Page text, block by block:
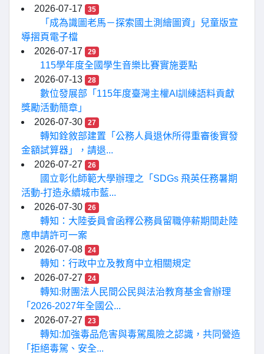
2026-07-17
35
「成為識圖老馬－探索國土測繪圖資」兒童版宣
導摺頁電子檔
2026-07-17
29
115學年度全國學生音樂比賽實施要點
2026-07-13
28
數位發展部「115年度臺灣主權AI訓練語料貢獻
獎勵活動簡章」
2026-07-30
27
轉知銓敘部建置「公務人員退休所得重審後實發
金額試算器」，請退...
2026-07-27
26
國立彰化師範大學辦理之「SDGs 飛英任務暑期
活動-打造永續城市藍...
2026-07-30
26
轉知：大陸委員會函釋公務員留職停薪期間赴陸
應申請許可一案
2026-07-08
24
轉知：行政中立及教育中立相關規定
2026-07-27
24
轉知:財團法人民間公民與法治教育基金會辦理
「2026-2027年全國公...
2026-07-27
23
轉知:加強毒品危害與毒駕風險之認識，共同營造
「拒絕毒駕、安全...